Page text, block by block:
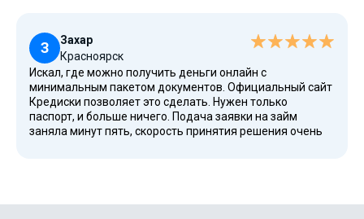
Спасибо вам!
З
Захар
Красноярск
Искал, где можно получить деньги онлайн с
минимальным пакетом документов. Официальный сайт
Кредиски позволяет это сделать. Нужен только
паспорт, и больше ничего. Подача заявки на займ
заняла минут пять, скорость принятия решения очень